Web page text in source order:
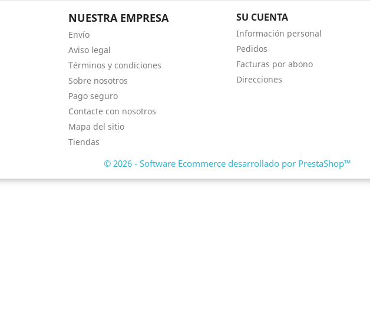
NUESTRA EMPRESA
Envío
Aviso legal
Términos y condiciones
Sobre nosotros
Pago seguro
Contacte con nosotros
Mapa del sitio
Tiendas
SU CUENTA
Información personal
Pedidos
Facturas por abono
Direcciones
© 2026 - Software Ecommerce desarrollado por PrestaShop™